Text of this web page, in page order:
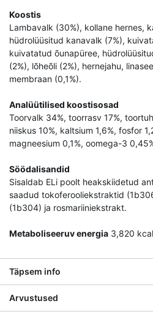
Koostis
Lambavalk (30%), kollane hernes,
hüdrolüüsitud kanavalk (7%),
kuivatatud õunapüree,
(2%), lõheõli (2%), hernejahu,
membraan (0,1%).
Analüütilised koostisosad
Toorvalk 34%, toorrasv 17%,
niiskus 10%, kaltsium 1,6%, fosfor
magneesium 0,1%, oomega-3
Söödalisandid
Sisaldab ELi poolt heakskiidetud
saadud tokoferooliekstraktid
(1b304) ja rosmariiniekstrakt.
Metaboliseeruv energia 3,820
Täpsem info
Arvustused